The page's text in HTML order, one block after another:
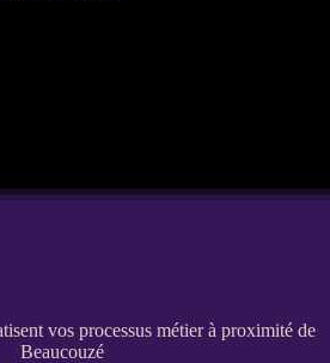
vos processus métier à proximité de
Beaucouzé